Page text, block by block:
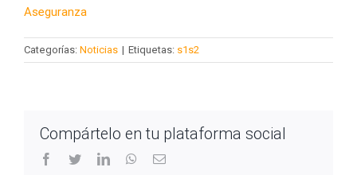
Aseguranza
Categorías: Noticias | Etiquetas: s1s2
Compártelo en tu plataforma social
facebook
twitterlinkedinwhatsappCorreo